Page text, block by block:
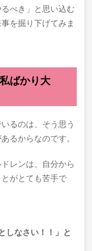
べき」と思い込む
を掘り下げてみま
ばかり大
るのは、そう思う
るからなのです。
レンは、自分から
がとても苦手で
しなさい！！」と